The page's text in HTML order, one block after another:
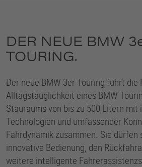
DER NEUE BMW
TOURING.
Der neue BMW 3er Touring führt die
Alltagstauglichkeit eines BMW
Stauraums von bis zu 500 Litern mit
Technologien und umfassender
Fahrdynamik zusammen. Sie dürfen
innovative Bedienung, den
weitere intelligente